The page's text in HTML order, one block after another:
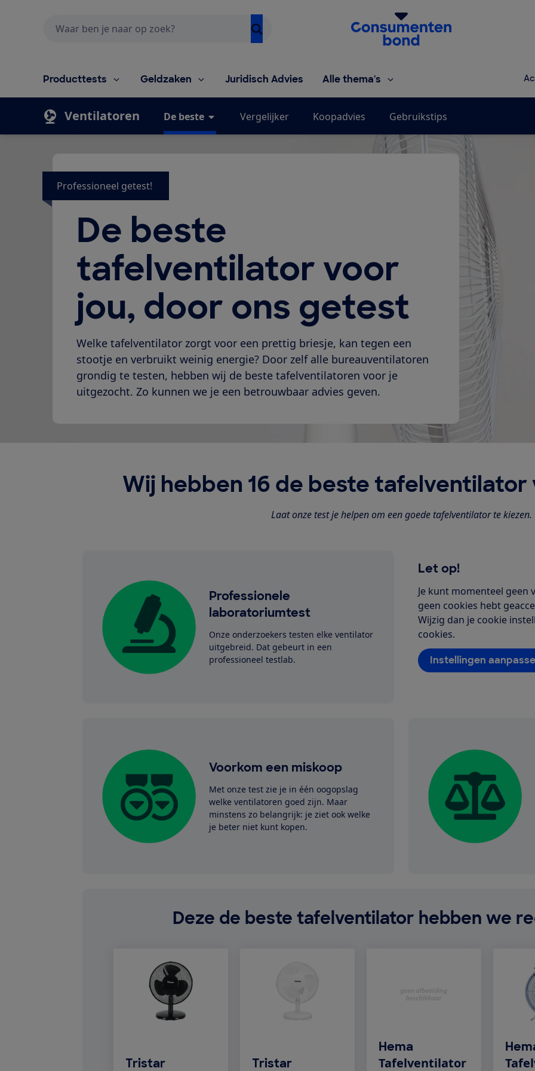
Homepage van de Consumentenbond
Producttests Geldzaken Juridisch Advies Alle thema's
Ventilatoren De beste Vergelijker Koopadvies Gebruikstips
Professioneel getest!
De beste
tafelventilator voor
jou, door ons getest
Welke tafelventilator zorgt voor een prettig briesje, kan tegen een
stootje en verbruikt weinig energie? Door zelf alle bureauventilatoren
grondig te testen, hebben wij de beste tafelventilatoren voor je
uitgezocht. Zo kunnen we je een betrouwbaar advies geven.
Wij hebben 16 de beste
Laat onze test je helpen om een goede tafelventilator te kiezen.
Professionele
laboratoriumtest
Onze onderzoekers testen elke ventilator
uitgebreid. Dat gebeurt in een
professioneel testlab.
Let op!
Je kunt momenteel
geen cookies hebt
Wijzig dan je cookie
cookies.
Instellingen
Voorkom een miskoop
Met onze test zie je in één oogopslag
welke ventilatoren goed zijn. Maar
minstens zo belangrijk: je ziet ook welke
je beter niet kunt kopen.
Deze de beste tafelventilator hebben we
Tristar Tristar
Hema
Tafelventilator